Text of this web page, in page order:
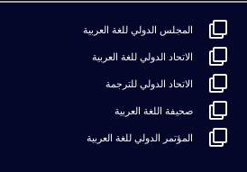
المجلس الدولي للغة العربية
الاتحاد الدولي للغة العربية
الاتحاد الدولي للترجمة
صحيفة اللغة العربية
المؤتمر الدولي للغة العربية